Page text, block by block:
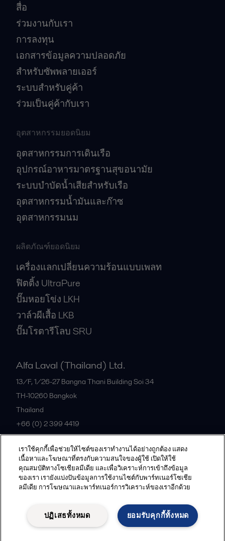
สื่อ
ร่วมงานกับเรา
การลงทุน
เอกสารข้อมูลความปลอดภัย
สำหรับซัพพลายเออร์
ระบบสำหรับคู่ค้า
ร่วมเป็นคู่ค้ากับเรา
อุตสาหกรรมยอดนิยม
อุตสาหกรรมการเดินเรือ
อุปกรณ์อาหารมาตรฐานสุขอนามัย
ระบบบำบัดน้ำเสียสำหรับเรือ
อุตสาหกรรมน้ำมันและก๊าซ
อุตสาหกรรมนม
ผลิตภัณฑ์ยอดนิยม
เครื่องแลกเปลี่ยนความร้อนแบบเพลท
ฟิตติ้ง UltraPure
ปั๊มหอยโข่ง LKH
วาล์วผีเสื้อ LKB
ปั๊มโรตารีโลบ SRU
Alfa Laval (Thailand) Ltd.
13/F, 1/26-27 Bangna Thani Building Soi 34
TH-10260 Bangkok
Thailand
+66 (0) 2 399 4419
All offices
Follow us
Legal terms and conditions
เราใช้คุกกี้เพื่อช่วยให้ไซต์ของเราทำงานได้อย่างถูกต้อง แสดง
เนื้อหาและโฆษณาที่ตรงกับความสนใจของผู้ใช้ เปิดให้ใช้
คุณสมบัติทางโซเชียลมีเดีย และเพื่อวิเคราะห์การเข้าถึงข้อมูล
ของเรา เรายังแบ่งปันข้อมูลการใช้งานไซต์กับพาร์ทเนอร์โซเชีย
ลมีเดีย การโฆษณาและพาร์ทเนอร์การวิเคราะห์ของเราอีกด้วย
ยอมรับคุกกี้ทั้งหมด
ปฏิเสธทั้งหมด